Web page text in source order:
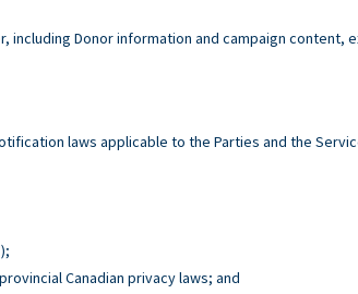
Donor information and campaign content,
laws applicable to the Parties and the
Canadian privacy laws; and